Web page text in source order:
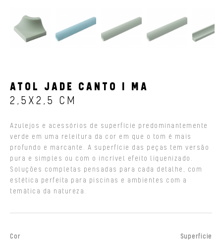
ATOL JADE CANTO I MA
2,5X2,5 CM
Azulejos e acessórios de superfície predominantemente
verde em uma releitura da cor em que o tom é mais
profundo e marcante. A superfície das peças tem versão
pura e simples ou com o incrível efeito liquenizado.
Soluções completas pensadas para cada detalhe, com
estética perfeita para piscinas e ambientes com a
temática da natureza.
Cor
Superfície